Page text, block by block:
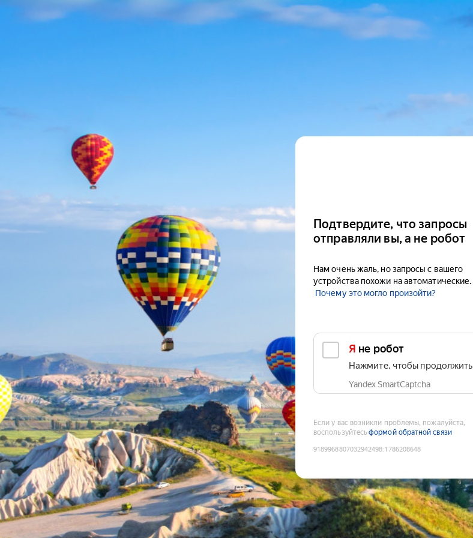
Подтвердите, что запросы
отправляли вы, а не робот
Нам очень жаль, но запросы с вашего
устройства похожи на автоматические.
Почему это могло произойти?
Я не робот
Нажмите, чтобы продолжить
Yandex SmartCaptcha
Если у вас возникли проблемы, пожалуйста,
воспользуйтесьформой обратной связи
9189968807032942498:1786208648